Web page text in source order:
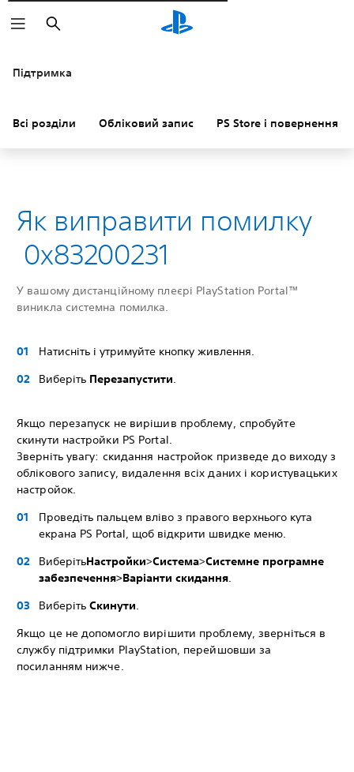
Пошук
Підтримка
Всі розділи Обліковий запис PS Store і повернення
Як виправити помилку
0x83200231
У вашому дистанційному плеєрі PlayStation Portal™
виникла системна помилка.
Натисніть і утримуйте кнопку живлення.
Виберіть Перезапустити.
Якщо перезапуск не вирішив проблему, спробуйте
скинути настройки PS Portal.
Зверніть увагу: скидання настройок призведе до виходу з
облікового запису, видалення всіх даних і користувацьких
настройок.
Проведіть пальцем вліво з правого верхнього кута
екрана PS Portal, щоб відкрити швидке меню.
ВиберітьНастройки>Система>Системне програмне
забезпечення>Варіанти скидання.
Виберіть Скинути.
Якщо це не допомогло вирішити проблему, зверніться в
службу підтримки PlayStation, перейшовши за
посиланням нижче.